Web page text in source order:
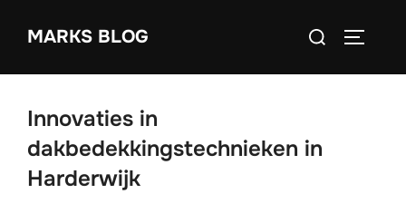
MARKS BLOG
Search
Innovaties in
dakbedekkingstechnieken in
Harderwijk